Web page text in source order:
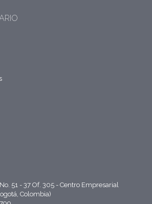
51 - 37 Of. 305 - Centro Empresarial
Colombia)